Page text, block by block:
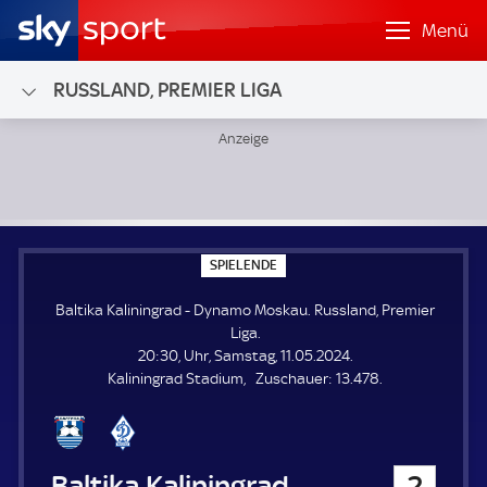
Menü
RUSSLAND, PREMIER LIGA
SPIELENDE
P
E
N
E
Baltika Kaliningrad - Dynamo Moskau. Russland, Premier
Liga.
20:30, Uhr, Samstag, 11.05.2024.
Kaliningrad Stadium
Zuschauer: Z
13.478.